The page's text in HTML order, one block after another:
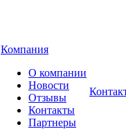
Компания
О компании
Новости
Отзывы
Контакты
Партнеры